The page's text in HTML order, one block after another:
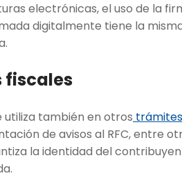
electrónicas, el uso de la
digitalmente tiene la
fiscales
también en otros trámites
de avisos al RFC, entre
la identidad del